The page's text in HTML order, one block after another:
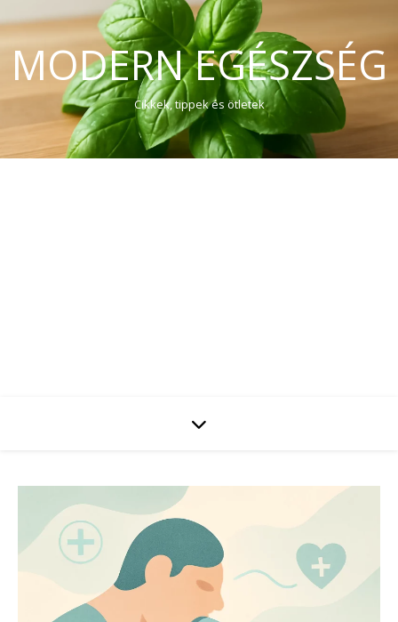
MODERN EGÉSZSÉG
Cikkek, tippek és ötletek